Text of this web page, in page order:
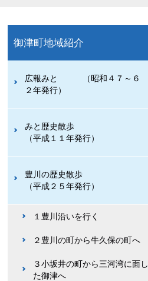
御津町地域紹介
広報みと （昭和４７～６
２年発行）
みと歴史散歩
（平成１１年発行）
豊川の歴史散歩
（平成２５年発行）
１豊川沿いを行く
２豊川の町から牛久保の町へ
３小坂井の町から三河湾に面し
た御津へ